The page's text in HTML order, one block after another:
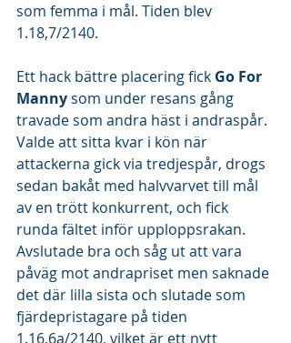
som femma i mål. Tiden blev
1.18,7/2140.
Ett hack bättre placering fick Go For
Manny som under resans gång
travade som andra häst i andraspår.
Valde att sitta kvar i kön när
attackerna gick via tredjespår, drogs
sedan bakåt med halvvarvet till mål
av en trött konkurrent, och fick
runda fältet inför upploppsrakan.
Avslutade bra och såg ut att vara
påväg mot andrapriset men saknade
det där lilla sista och slutade som
fjärdepristagare på tiden
1.16,6a/2140, vilket är ett nytt